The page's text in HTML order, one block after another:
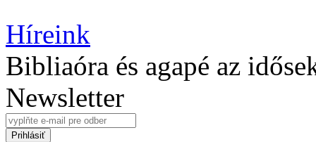
Híreink
Bibliaóra és agapé az
Newsletter